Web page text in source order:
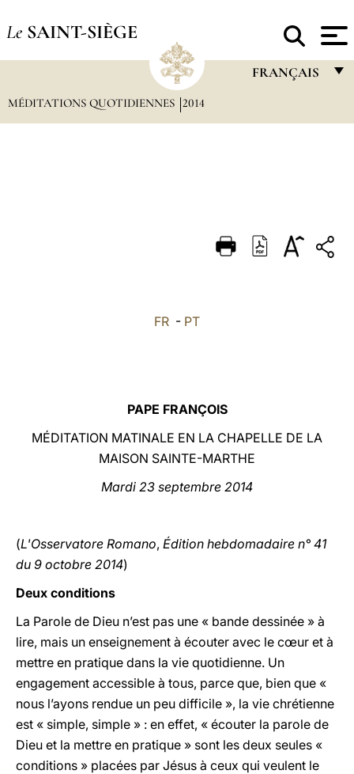
Le SAINT-SIÈGE
FRANÇAIS
DEUTSCH
MÉDITATIONS QUOTIDIENNES 2014
FR - PT
PAPE FRANÇOIS
MÉDITATION MATINALE EN LA CHAPELLE DE LA
MAISON SAINTE-MARTHE
Mardi 23 septembre 2014
(L'Osservatore Romano, Édition hebdomadaire n° 41
du 9 octobre 2014)
Deux conditions
La Parole de Dieu n’est pas une « bande dessinée » à
lire, mais un enseignement à écouter avec le cœur et à
mettre en pratique dans la vie quotidienne. Un
engagement accessible à tous, parce que, bien que «
nous l’ayons rendue un peu difficile », la vie chrétienne
est « simple, simple » : en effet, « écouter la parole de
Dieu et la mettre en pratique » sont les deux seules «
conditions » placées par Jésus à ceux qui veulent le